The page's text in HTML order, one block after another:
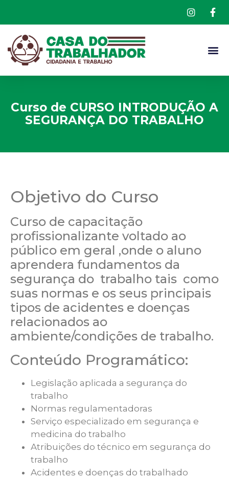
Curso de CURSO INTRODUÇÃO A
SEGURANÇA DO TRABALHO
Objetivo do Curso
Curso de capacitação
profissionalizante voltado ao
público em geral ,onde o aluno
aprendera fundamentos da
segurança do trabalho tais como
suas normas e os seus principais
tipos de acidentes e doenças
relacionados ao
ambiente/condições de trabalho.
Conteúdo Programático:
Legislação aplicada a segurança do
trabalho
Normas regulamentadoras
Serviço especializado em segurança e
medicina do trabalho
Atribuições do técnico em segurança do
trabalho
Acidentes e doenças do trabalhado